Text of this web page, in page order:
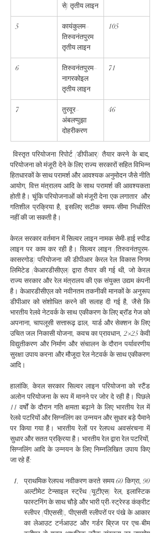
से) तृतीय लाइन
5
कायंकुलम–
तिरुवनंतपुरम
तृतीय लाइन
105
6
तिरुवनंतपुरम–
नागरकोइल
तृतीय लाइन
71
7
तुरवूर–
अंबलप्पुझा
दोहरीकरण
46
विस्तृत परियोजना रिपोर्ट (डीपीआर) तैयार करने के बाद,
परियोजना को मंजूरी देने के लिए राज्य सरकारों सहित विभिन्न
हितधारकों के साथ परामर्श और आवश्यक अनुमोदन जैसे नीति
आयोग, वित्त मंत्रालय आदि के साथ परामर्श की आवश्यकता
होती है। चूंकि परियोजनाओं को मंजूरी देना एक लगातार  और
गतिशील प्रक्रिया है, इसलिए सटीक समय-सीमा निर्धारित
नहीं की जा सकती है।
केरल सरकार वर्तमान में सिल्वर लाइन नामक सेमी-हाई स्पीड
लाइन पर काम कर रही है। सिल्वर लाइन (तिरुवनंतपुरम-
कासरगोड) परियोजना की डीपीआर केरल रेल विकास निगम
लिमिटेड (केआरडीसीएल) द्वारा तैयार की गई थी, जो केरल
राज्य सरकार और रेल मंत्रालय की एक संयुक्त उद्यम कंपनी
है। केआरडीसीएल को नवीनतम तकनीकी मानकों के अनुरूप
डीपीआर को संशोधित करने की सलाह दी गई है, जैसे कि
भारतीय रेलवे नेटवर्क के साथ एकीकरण के लिए ब्रॉड गेज को
अपनाना, चापलूसी सत्तारूढ़ ढाल, यार्ड और सेक्शन के लिए
उचित जल निकासी योजना, कवच का प्रावधान, 2×25 केवी
विद्युतीकरण और निर्माण और संचालन के दौरान पर्यावरणीय
सुरक्षा उपाय करना और मौजूदा रेल नेटवर्क के साथ एकीकरण
आदि।
हालांकि, केरल सरकार सिल्वर लाइन परियोजना को स्टैंड
अलोन परियोजना के रूप में मानने पर जोर दे रही है। पिछले
11 वर्षों के दौरान गति क्षमता बढ़ाने के लिए भारतीय रेल में
रेलवे पटरियों और सिग्नलिंग का उन्नयन और सुधार बड़े पैमाने
पर किया गया है। भारतीय रेलों पर रेलपथ अवसंरचना में
सुधार और सतत प्रक्रिया है। भारतीय रेल द्वारा रेल पटरियों,
सिग्नलिंग आदि के उन्नयन के लिए निम्नलिखित उपाय किए
जा रहे हैं:
प्राथमिक रेलपथ नवीकरण करते समय 60 किग्रा, 90
अल्टीमेट टेन्साइल स्ट्रेंथ (यूटीएस) रेल, इलास्टिक
फास्टनिंग के साथ चौड़े और भारी प्री-स्ट्रेस्ड कंक्रीट
स्लीपर (पीएससी), पीएससी स्लीपरों पर पंखे के आकार
का लेआउट टर्नआउट और गर्डर ब्रिज पर एच-बीम